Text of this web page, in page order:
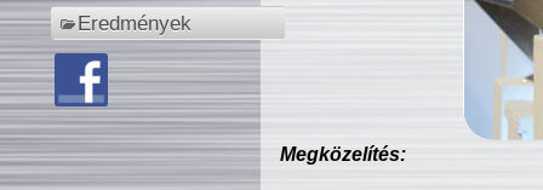
Eredmények
Megközelítés: